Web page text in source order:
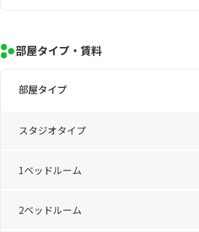
部屋タイプ・賃料
部屋タイプ
スタジオタイプ
1ベッドルーム
2ベッドルーム